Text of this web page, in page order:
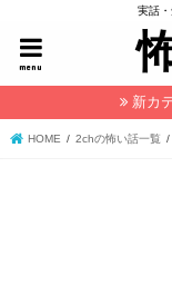
実話
menu
新カ
HOME 2chの怖い話一覧